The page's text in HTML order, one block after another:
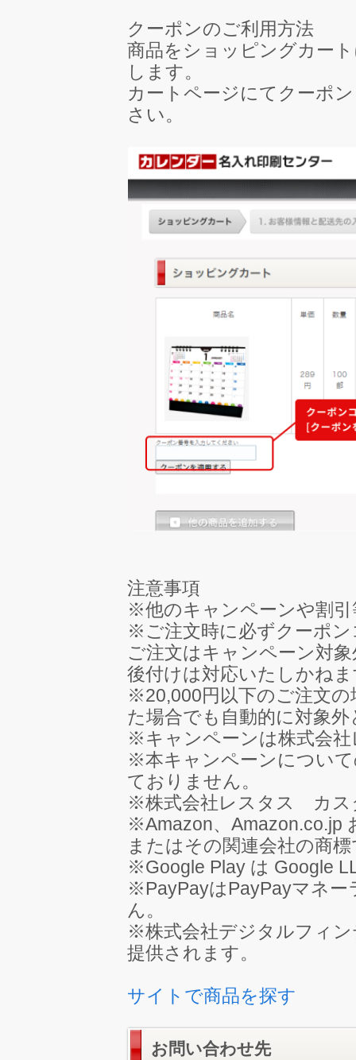
クーポンのご利用方法
商品をショッピングカー
します。
カートページにてクーポ
さい。
注意事項
※他のキャンペーンや割
※ご注文時に必ずクーポ
ご注文はキャンペーン対
後付けは対応いたしかね
※20,000円以下のご注文
た場合でも自動的に対象
※キャンペーンは株式会
※本キャンペーンについ
ておりません。
※株式会社レスタス カス
※Amazon、Amazon.co.jp
またはその関連会社の商
※Google Play は Google
※PayPayはPayPayマネー
ん。
※株式会社デジタルフィ
提供されます。
サイトで商品を探す
お問い合わせ先